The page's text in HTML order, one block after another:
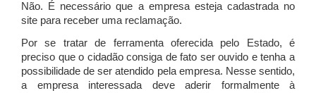
Não. É necessário que a empresa esteja cadastrada no
site para receber uma reclamação.
Por se tratar de ferramenta oferecida pelo Estado, é
preciso que o cidadão consiga de fato ser ouvido e tenha a
possibilidade de ser atendido pela empresa. Nesse sentido,
a empresa interessada deve aderir formalmente à